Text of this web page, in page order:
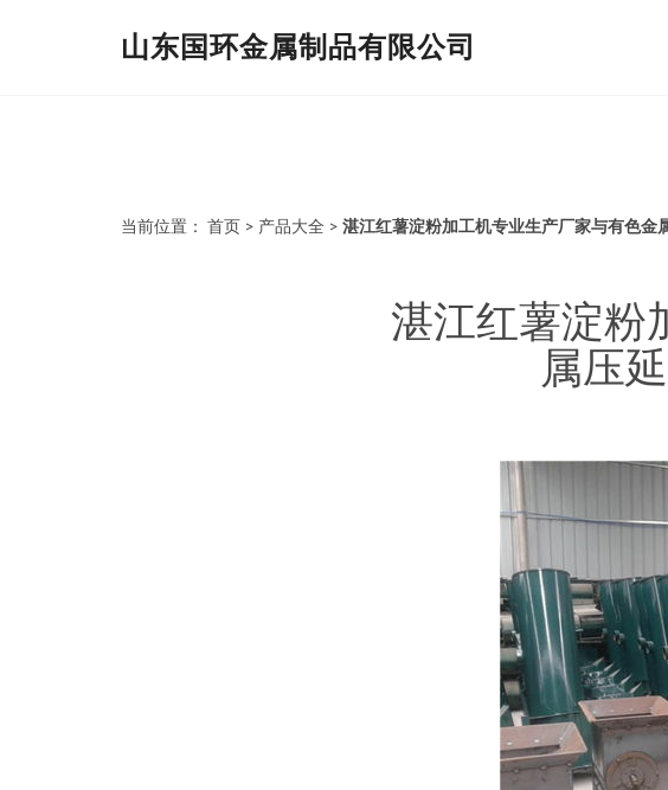
山东国环金属制品有限公司
当前位置： 首页 > 产品大全 > 湛江红薯淀粉加工机专业生产厂家与有色金
湛江红薯淀粉
属压